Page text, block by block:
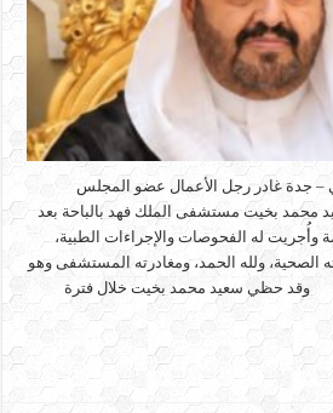
– جدة غادر رجل الأعمال عضو المجلس
محمد بخيت مستشفى الملك فهد بالباحة بعد
وأُجريت له الفحوصات والإجراءات الطبية،
الصحية، ولله الحمد، ومغادرته المستشفى وهو
وقد حظي سعيد محمد بخيت خلال فترة